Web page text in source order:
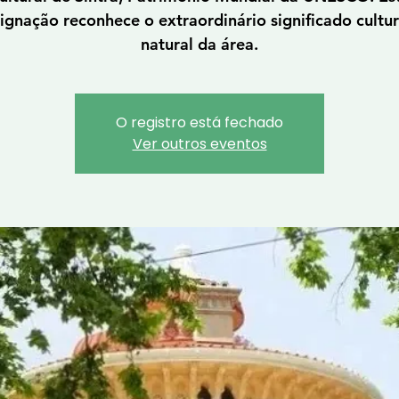
reconhece o extraordinário significado
natural da área.
O registro está fechado
Ver outros eventos